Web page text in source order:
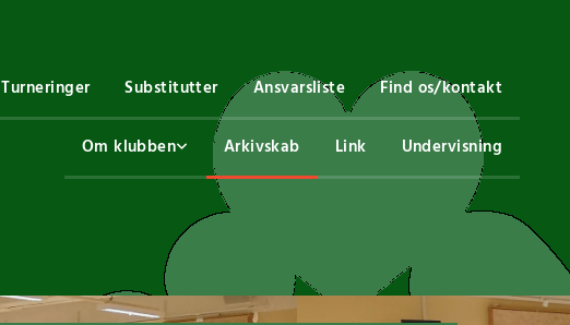
Turneringer Substitutter Ansvarsliste Find os/kontakt
Om klubben Arkivskab Link Undervisning